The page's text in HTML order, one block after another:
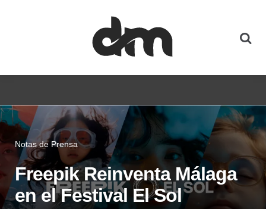
Notas de Prensa
Freepik Reinventa Málaga
en el Festival El Sol